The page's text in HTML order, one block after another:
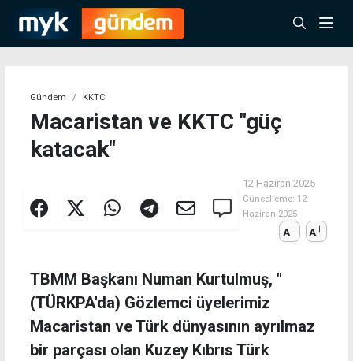
Gündem KKTC
Macaristan ve KKTC "güç
katacak"
12 Haziran 2025
Güncelleme: 12
Haziran 2025
A A
TBMM Başkanı Numan Kurtulmuş, "
(TÜRKPA'da) Gözlemci üyelerimiz
Macaristan ve Türk dünyasının ayrılmaz
bir parçası olan Kuzey Kıbrıs Türk